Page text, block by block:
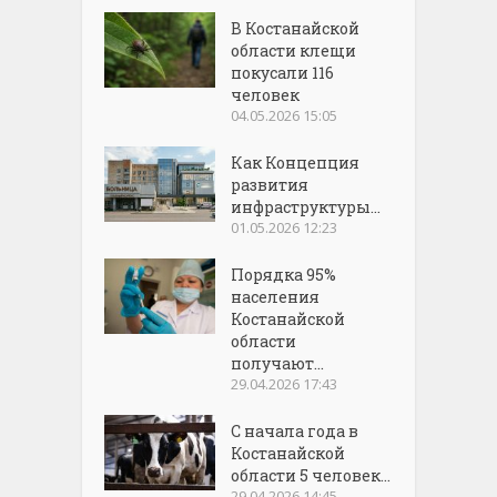
В Костанайской
области клещи
покусали 116
человек
04.05.2026 15:05
Как Концепция
развития
инфраструктуры...
01.05.2026 12:23
Порядка 95%
населения
Костанайской
области
получают...
29.04.2026 17:43
С начала года в
Костанайской
области 5 человек...